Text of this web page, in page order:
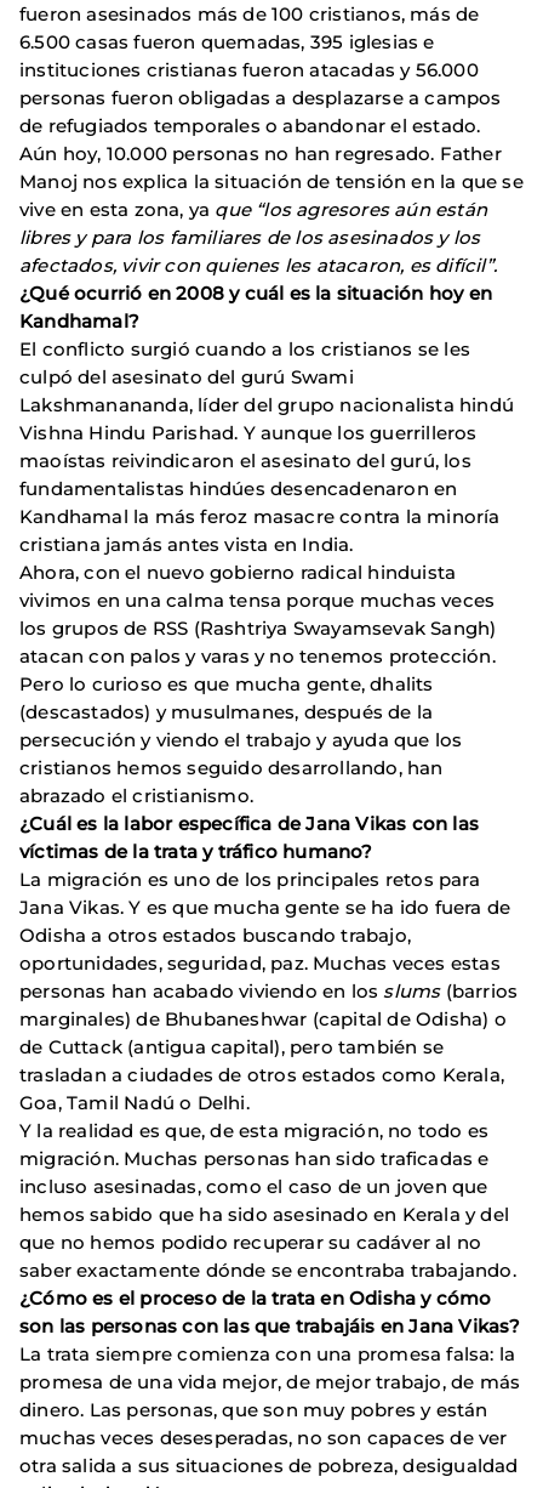
fueron asesinados más de 100 cristianos, más de
6.500 casas fueron quemadas, 395 iglesias e
instituciones cristianas fueron atacadas y 56.000
personas fueron obligadas a desplazarse a campos
de refugiados temporales o abandonar el estado.
Aún hoy, 10.000 personas no han regresado. Father
Manoj nos explica la situación de tensión en la que se
vive en esta zona, ya que “los agresores aún están
libres y para los familiares de los asesinados y los
afectados, vivir con quienes les atacaron, es difícil”.
¿Qué ocurrió en 2008 y cuál es la situación hoy en
Kandhamal?
El conflicto surgió cuando a los cristianos se les
culpó del asesinato del gurú Swami
Lakshmanananda, líder del grupo nacionalista hindú
Vishna Hindu Parishad. Y aunque los guerrilleros
maoístas reivindicaron el asesinato del gurú, los
fundamentalistas hindúes desencadenaron en
Kandhamal la más feroz masacre contra la minoría
cristiana jamás antes vista en India.
Ahora, con el nuevo gobierno radical hinduista
vivimos en una calma tensa porque muchas veces
los grupos de RSS (Rashtriya Swayamsevak Sangh)
atacan con palos y varas y no tenemos protección.
Pero lo curioso es que mucha gente, dhalits
(descastados) y musulmanes, después de la
persecución y viendo el trabajo y ayuda que los
cristianos hemos seguido desarrollando, han
abrazado el cristianismo.
¿Cuál es la labor específica de Jana Vikas con las
víctimas de la trata y tráfico humano?
La migración es uno de los principales retos para
Jana Vikas. Y es que mucha gente se ha ido fuera de
Odisha a otros estados buscando trabajo,
oportunidades, seguridad, paz. Muchas veces estas
personas han acabado viviendo en losslums(barrios
marginales) de Bhubaneshwar (capital de Odisha) o
de Cuttack (antigua capital), pero también se
trasladan a ciudades de otros estados como Kerala,
Goa, Tamil Nadú o Delhi.
Y la realidad es que, de esta migración, no todo es
migración. Muchas personas han sido traficadas e
incluso asesinadas, como el caso de un joven que
hemos sabido que ha sido asesinado en Kerala y del
que no hemos podido recuperar su cadáver al no
saber exactamente dónde se encontraba trabajando.
¿Cómo es el proceso de la trata en Odisha y cómo
son las personas con las que trabajáis en Jana Vikas?
La trata siempre comienza con una promesa falsa: la
promesa de una vida mejor, de mejor trabajo, de más
dinero. Las personas, que son muy pobres y están
muchas veces desesperadas, no son capaces de ver
otra salida a sus situaciones de pobreza, desigualdad